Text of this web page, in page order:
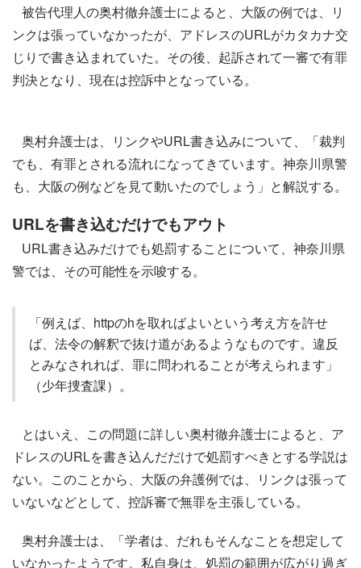
被告代理人の奥村徹弁護士によると、大阪の例では、リ
ンクは張っていなかったが、アドレスのURLがカタカナ交
じりで書き込まれていた。その後、起訴されて一審で有罪
判決となり、現在は控訴中となっている。
奥村弁護士は、リンクやURL書き込みについて、「裁判
でも、有罪とされる流れになってきています。神奈川県警
も、大阪の例などを見て動いたのでしょう」と解説する。
URLを書き込むだけでもアウト
URL書き込みだけでも処罰することについて、神奈川県
警では、その可能性を示唆する。
「例えば、httpのhを取ればよいという考え方を許せ
ば、法令の解釈で抜け道があるようなものです。違反
とみなされれば、罪に問われることが考えられます」
（少年捜査課）。
とはいえ、この問題に詳しい奥村徹弁護士によると、ア
ドレスのURLを書き込んだだけで処罰すべきとする学説は
ない。このことから、大阪の弁護例では、リンクは張って
いないなどとして、控訴審で無罪を主張している。
奥村弁護士は、「学者は、だれもそんなことを想定して
いなかったようです。私自身は、処罰の範囲が広がり過ぎ